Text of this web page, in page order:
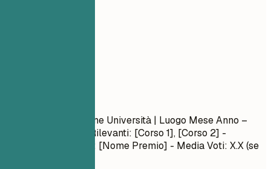
| Nome Università | Luogo Mese Anno –
- Corsi Rilevanti: [Corso 1], [Corso 2] -
Onorificenze/Premi: [Nome Premio] - Media Voti: X.X (se